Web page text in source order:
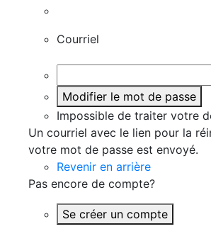
Courriel
Modifier le mot de passe
Impossible de traiter votre
Un courriel avec le lien pour la
votre mot de passe est envoyé.
Revenir en arrière
Pas encore de compte?
Se créer un compte